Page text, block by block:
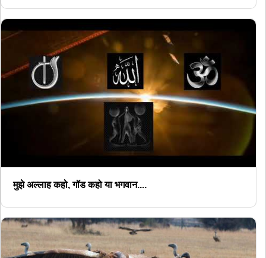
मुझे अल्लाह कहो, गॉड कहो या भगवान....